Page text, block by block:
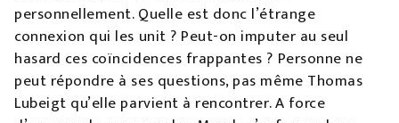
personnellement. Quelle est donc l’étrange
connexion qui les unit ? Peut-on imputer au seul
hasard ces coïncidences frappantes ? Personne ne
peut répondre à ses questions, pas même Thomas
Lubeigt qu’elle parvient à rencontrer. A force